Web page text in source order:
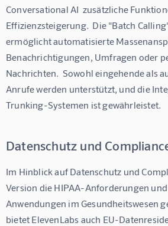
Conversational AI  zusätzliche
Effizienzsteigerung.  Die "Batch
ermöglicht automatisierte
Benachrichtigungen, Umfragen oder
Nachrichten.  Sowohl eingehende als
Anrufe werden unterstützt, und die
Trunking-Systemen ist gewährleistet.
Datenschutz und
Im Hinblick auf Datenschutz und
Version die HIPAA-Anforderungen
Anwendungen im Gesundheitswesen
bietet ElevenLabs auch EU-